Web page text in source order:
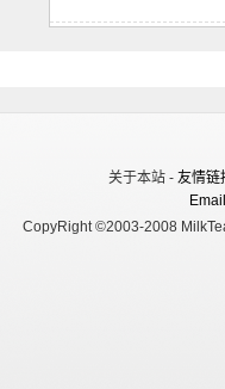
关于本站 - 友情链
CopyRight ©2003-2008